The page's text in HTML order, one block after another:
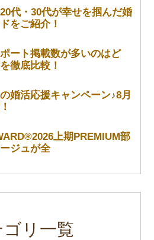
代・30代が幸せを掴んだ婚
をご紹介！
ート掲載数が多いのはど
徹底比較！
婚活応援キャンペーン♪8月
上期PREMIUM部
ジュが全
ゴリ一覧